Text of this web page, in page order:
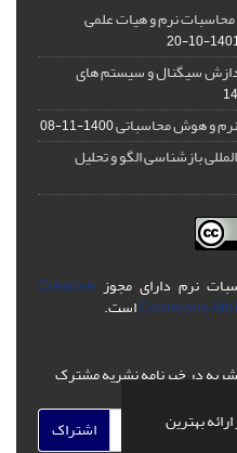
بهترین
نرم و هیات علمی
1401-
سیگنال و سیستم های
و هوش محاسباتی1400-11-08
بازشناسی الگو و تحلیل
نرم دارای مجوز Creative
Commonsاست.
در خبرنامه نشریه مشترک
اشتراک